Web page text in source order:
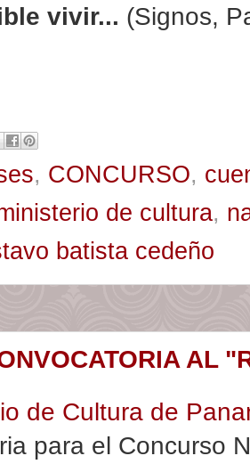
vivir... (Signos,
, CONCURSO,
de cultura,
batista cedeño
AL
de Cultura de
para el Concurso